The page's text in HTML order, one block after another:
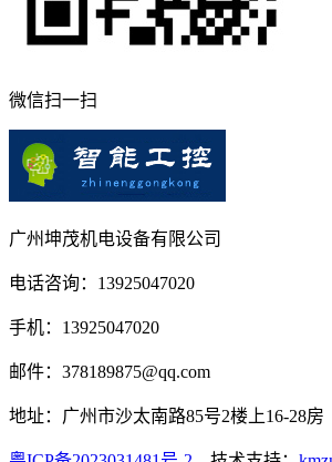
微信扫一扫
广州坤茂机电设备有限公司
电话咨询：13925047020
手机：13925047020
邮件：378189875@qq.com
地址：广州市沙太南路85号2楼上16-28房